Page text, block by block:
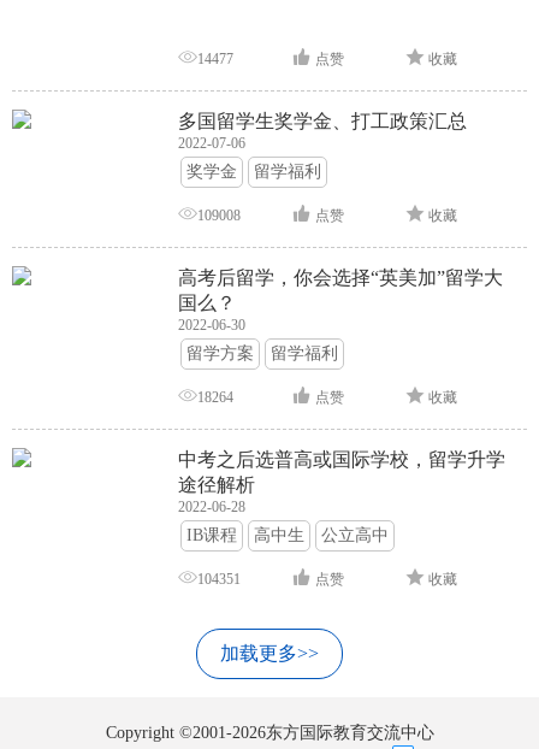
14477 点赞 收藏
多国留学生奖学金、打工政策汇总
2022-07-06
奖学金 留学福利
109008 点赞 收藏
高考后留学，你会选择“英美加”留学大
国么？
2022-06-30
留学方案 留学福利
18264 点赞 收藏
中考之后选普高或国际学校，留学升学
途径解析
2022-06-28
IB课程 高中生 公立高中
104351 点赞 收藏
加载更多>>
Copyright ©2001-2026东方国际教育交流中心